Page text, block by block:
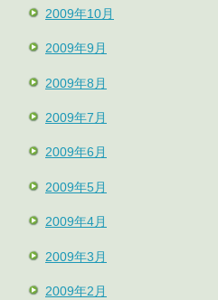
2009年10月
2009年9月
2009年8月
2009年7月
2009年6月
2009年5月
2009年4月
2009年3月
2009年2月